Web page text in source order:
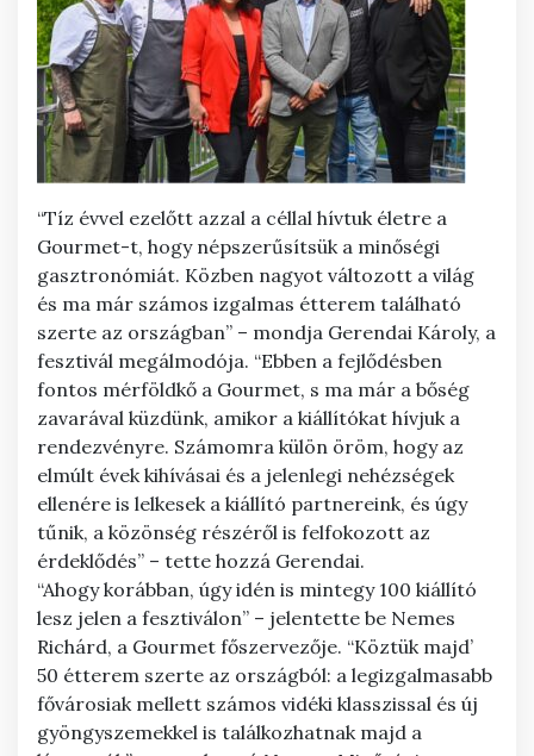
“Tíz évvel ezelőtt azzal a céllal hívtuk életre a
Gourmet-t, hogy népszerűsítsük a minőségi
gasztronómiát. Közben nagyot változott a világ
és ma már számos izgalmas étterem található
szerte az országban” – mondja Gerendai Károly, a
fesztivál megálmodója. “Ebben a fejlődésben
fontos mérföldkő a Gourmet, s ma már a bőség
zavarával küzdünk, amikor a kiállítókat hívjuk a
rendezvényre. Számomra külön öröm, hogy az
elmúlt évek kihívásai és a jelenlegi nehézségek
ellenére is lelkesek a kiállító partnereink, és úgy
tűnik, a közönség részéről is felfokozott az
érdeklődés” – tette hozzá Gerendai.
“Ahogy korábban, úgy idén is mintegy 100 kiállító
lesz jelen a fesztiválon” – jelentette be Nemes
Richárd, a Gourmet főszervezője. “Köztük majd’
50 étterem szerte az országból: a legizgalmasabb
fővárosiak mellett számos vidéki klasszissal és új
gyöngyszemekkel is találkozhatnak majd a